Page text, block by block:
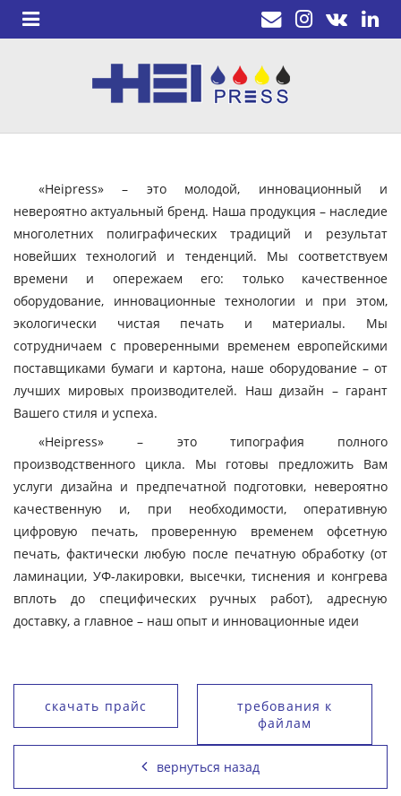
«Heipress» – это молодой, инновационный и
невероятно актуальный бренд. Наша продукция – наследие
многолетних полиграфических традиций и результат
новейших технологий и тенденций. Мы соответствуем
времени и опережаем его: только качественное
оборудование, инновационные технологии и при этом,
экологически чистая печать и материалы. Мы
сотрудничаем с проверенными временем европейскими
поставщиками бумаги и картона, наше оборудование – от
лучших мировых производителей. Наш дизайн – гарант
Вашего стиля и успеха.
«Heipress» – это типография полного
производственного цикла. Мы готовы предложить Вам
услуги дизайна и предпечатной подготовки, невероятно
качественную и, при необходимости, оперативную
цифровую печать, проверенную временем офсетную
печать, фактически любую после печатную обработку (от
ламинации, УФ-лакировки, высечки, тиснения и конгрева
вплоть до специфических ручных работ), адресную
доставку, а главное – наш опыт и инновационные идеи
скачать прайс
требования к
файлам
вернуться назад